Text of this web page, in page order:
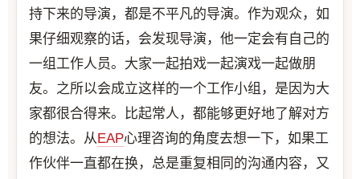
持下来的导演，都是不平凡的导演。作为观众，如
果仔细观察的话，会发现导演，他一定会有自己的
一组工作人员。大家一起拍戏一起演戏一起做朋
友。之所以会成立这样的一个工作小组，是因为大
家都很合得来。比起常人，都能够更好地了解对方
的想法。从EAP心理咨询的角度去想一下，如果工
作伙伴一直都在换，总是重复相同的沟通内容，又